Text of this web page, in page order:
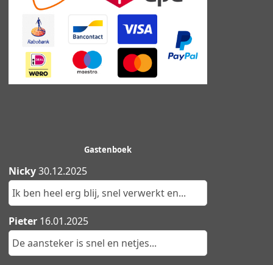
Gastenboek
Nicky30.12.2025
Ik ben heel erg blij, snel verwerkt en...
Pieter 16.01.2025
De aansteker is snel en netjes...